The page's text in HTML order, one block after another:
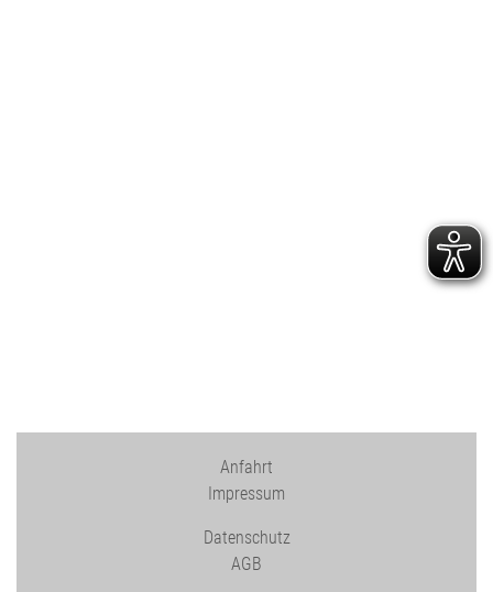
Anfahrt
Impressum
Datenschutz
AGB